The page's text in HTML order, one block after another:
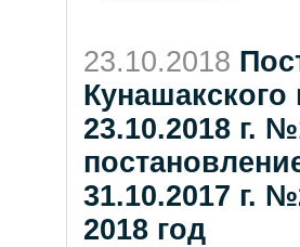
23.10.2018
23.10.2018 г.
31.10.2017 г.
2018 год